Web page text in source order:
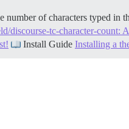
of characters typed in
discourse-tc-character-count:
Install Guide Installing a